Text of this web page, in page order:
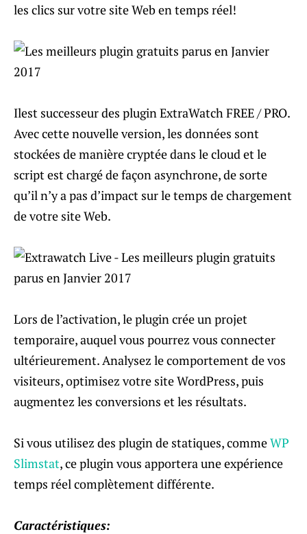
les clics sur votre site Web en temps réel!
Ilest successeur des plugin ExtraWatch FREE / PRO.
Avec cette nouvelle version, les données sont
stockées de manière cryptée dans le cloud et le
script est chargé de façon asynchrone, de sorte
qu’il n’y a pas d’impact sur le temps de chargement
de votre site Web.
Lors de l’activation, le plugin crée un projet
temporaire, auquel vous pourrez vous connecter
ultérieurement. Analysez le comportement de vos
visiteurs, optimisez votre site WordPress, puis
augmentez les conversions et les résultats.
Si vous utilisez des plugin de statiques, commeWP
Slimstat, ce plugin vous apportera une expérience
temps réel complètement différente.
Caractéristiques: